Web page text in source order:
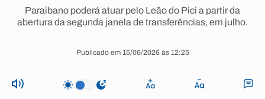
Paraibano poderá atuar pelo Leão do Pici a partir da
abertura da segunda janela de transferências, em julho.
Publicado em 15/06/2026 às 12:25